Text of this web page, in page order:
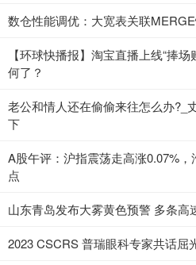
数仓性能调优：大宽表关联
【环球快播报】淘宝直播上线“捧
何了？
老公和情人还在偷偷来往怎么办?_
下
A股午评：沪指震荡走高涨0.07%
点
山东青岛发布大雾黄色预警 多条高
2023 CSCRS 普瑞眼科专家共话屈